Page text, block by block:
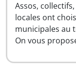
Assos,
locales ont
municipales au
On vous